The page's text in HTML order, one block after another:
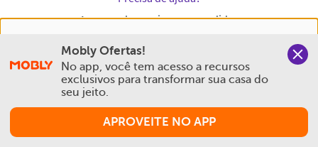
experiência na Mobly. Quando você navega no nosso site,
aceita esta condição
Política de Privacidade e Cookies
Mobly Ofertas!
No app, você tem acesso a recursos
exclusivos para transformar sua casa do
seu jeito.
APROVEITE NO APP